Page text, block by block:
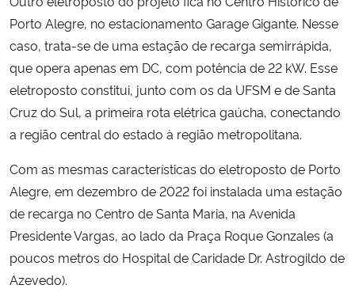
Porto Alegre, no estacionamento Garage Gigante. Nesse
caso, trata-se de uma estação de recarga semirrápida,
que opera apenas em DC, com potência de 22 kW. Esse
eletroposto constitui, junto com os da UFSM e de Santa
Cruz do Sul, a primeira rota elétrica gaúcha, conectando
a região central do estado à região metropolitana.
Com as mesmas características do eletroposto de Porto
Alegre, em dezembro de 2022 foi instalada uma estação
de recarga no Centro de Santa Maria, na Avenida
Presidente Vargas, ao lado da Praça Roque Gonzales (a
poucos metros do Hospital de Caridade Dr. Astrogildo de
Azevedo).